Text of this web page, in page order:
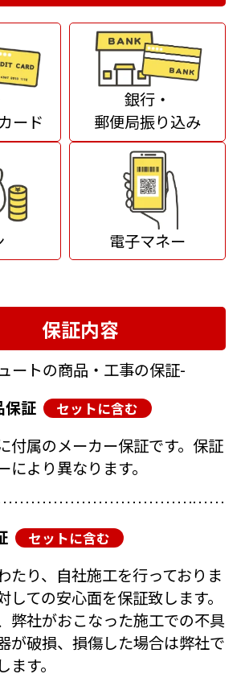
ード
銀行・
郵便局振り込み
電子マネー
保証内容
ートの商品・工事の保証
保証
セットに含む
付属のメーカー保証です。保証
により異なります。
セットに含む
たり、自社施工を行っておりま
しての安心面を保証致します。
弊社がおこなった施工での不具
が破損、損傷した場合は弊社で
す。